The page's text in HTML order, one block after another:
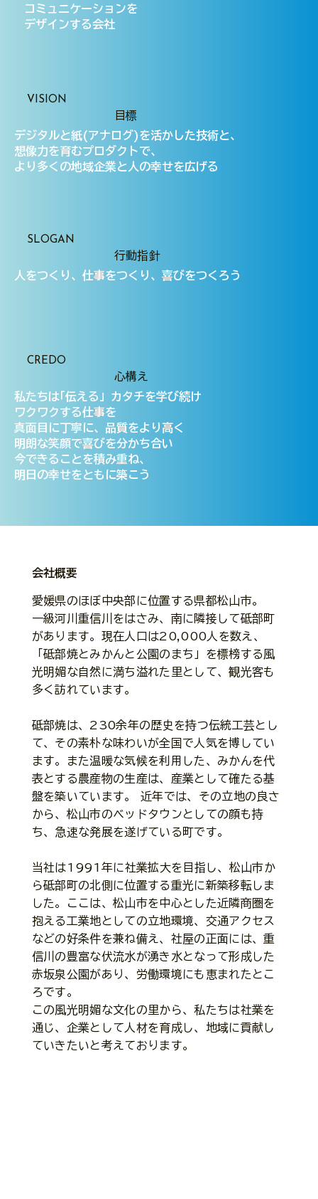
会社概要
愛媛県のほぼ中央部に位置する県都松山市。
一級河川重信川をはさみ、南に隣接して砥部町
があります。現在人口は20,000人を数え、
「砥部焼とみかんと公園のまち」を標榜する風
光明媚な自然に満ち溢れた里として、観光客も
多く訪れています。
砥部焼は、230余年の歴史を持つ伝統工芸とし
て、その素朴な味わいが全国で人気を博してい
ます。また温暖な気候を利用した、みかんを代
表とする農産物の生産は、産業として確たる基
盤を築いています。 近年では、その立地の良さ
から、松山市のベッドタウンとしての顔も持
ち、急速な発展を遂げている町です。
当社は1991年に社業拡大を目指し、松山市か
ら砥部町の北側に位置する重光に新築移転しま
した。ここは、松山市を中心とした近隣商圏を
抱える工業地としての立地環境、交通アクセス
などの好条件を兼ね備え、社屋の正面には、重
信川の豊富な伏流水が湧き水となって形成した
赤坂泉公園があり、労働環境にも恵まれたとこ
ろです。
この風光明媚な文化の里から、私たちは社業を
通じ、企業として人材を育成し、地域に貢献し
ていきたいと考えております。
​コミュニケーションを
デザインする会社
VISION
目標
デジタルと紙(アナログ)を活かした技術と、
想像力を育むプロダクトで、
より多くの地域企業と人の幸せを広げる
SLOGAN
行動指針
人をつくり、仕事をつくり、喜びをつくろう
CREDO
心構え
私たちは｢伝える」カタチを学び続け
ワクワクする仕事を
真面目に丁寧に、品質をより高く
明朗な笑顔で喜びを分かち合い
今できることを積み重ね、
明日の幸せをともに築こう